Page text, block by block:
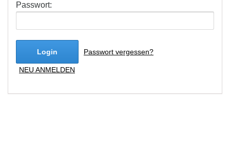
Passwort:
Login Passwort vergessen?
NEU ANMELDEN